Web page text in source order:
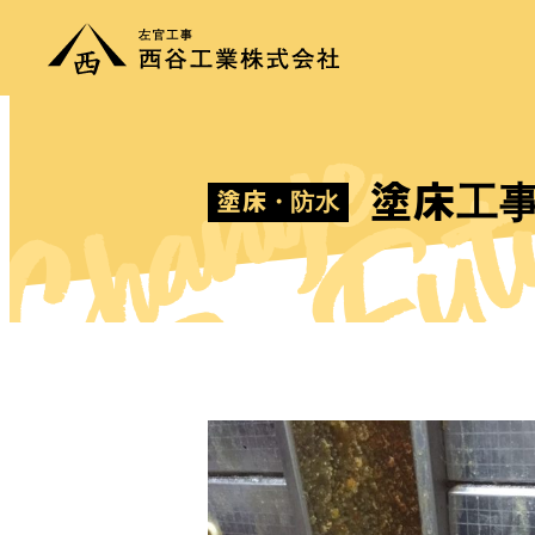
塗床・防水 塗床工
The